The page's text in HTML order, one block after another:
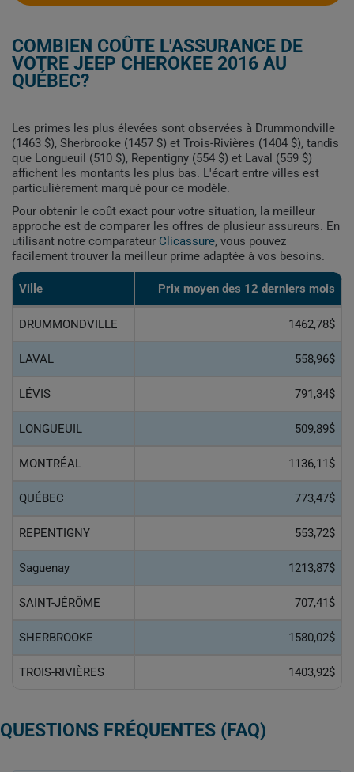
COMBIEN COÛTE L'ASSURANCE DE
VOTRE JEEP CHEROKEE 2016 AU
QUÉBEC?
Les primes les plus élevées sont observées à Drummondville
(1463 $), Sherbrooke (1457 $) et Trois-Rivières (1404 $), tandis
que Longueuil (510 $), Repentigny (554 $) et Laval (559 $)
affichent les montants les plus bas. L'écart entre villes est
particulièrement marqué pour ce modèle.
Pour obtenir le coût exact pour votre situation, la meilleur
approche est de comparer les offres de plusieur assureurs. En
utilisant notre comparateur Clicassure, vous pouvez
facilement trouver la meilleur prime adaptée à vos besoins.
Ville Prix ​​moyen des 12 derniers mois
DRUMMONDVILLE 1462,78$
LAVAL 558,96$
LÉVIS 791,34$
LONGUEUIL 509,89$
MONTRÉAL 1136,11$
QUÉBEC 773,47$
REPENTIGNY 553,72$
Saguenay 1213,87$
SAINT-JÉRÔME 707,41$
SHERBROOKE 1580,02$
TROIS-RIVIÈRES 1403,92$
QUESTIONS FRÉQUENTES (FAQ)